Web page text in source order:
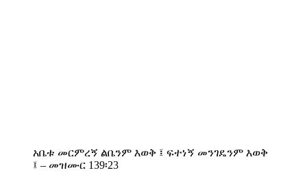
አቤቱ መርምረኝ ልቤንም እወቅ ፤ ፍተነኝ መንገዴንም እወቅ
፤ – መዝሙር 139፡23